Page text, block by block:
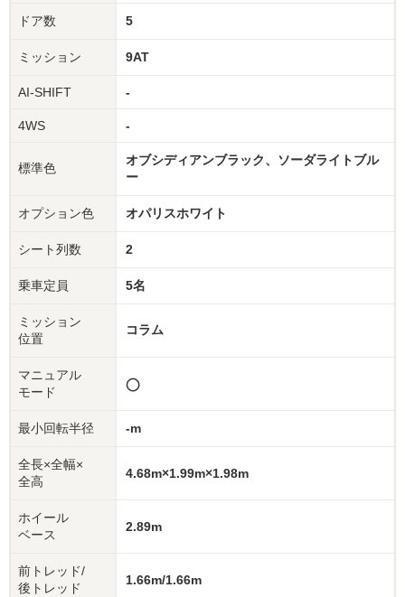
ドア数 5
ミッション 9AT
AI-SHIFT -
4WS -
標準色
オブシディアンブラック、ソーダライトブル
ー
オプション色 オパリスホワイト
シート列数 2
乗車定員 5名
ミッション
位置
コラム
マニュアル
モード
◯
最小回転半径 -m
全長×全幅×
全高
4.68m×1.99m×1.98m
ホイール
ベース
2.89m
前トレッド/
後トレッド
1.66m/1.66m